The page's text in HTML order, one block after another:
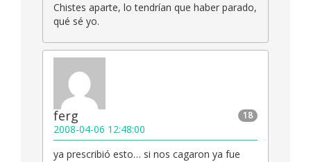
Chistes aparte, lo tendrían que haber parado,
qué sé yo.
18
ferg
2008-04-06 12:48:00
ya prescribió esto… si nos cagaron ya fue